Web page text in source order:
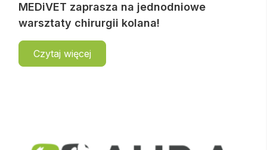
MEDiVET zaprasza na jednodniowe
warsztaty chirurgii kolana!
Czytaj więcej